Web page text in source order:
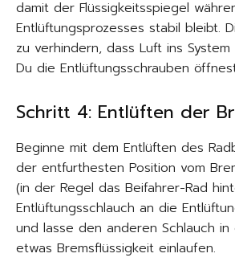
damit der Flüssigkeitsspiegel
Entlüftungsprozesses stabil bleibt.
zu verhindern, dass Luft ins
Du die Entlüftungsschrauben
Schritt 4: Entlüften der
Beginne mit dem Entlüften des
der entfurthesten Position vom
(in der Regel das Beifahrer-Rad
Entlüftungsschlauch an die
und lasse den anderen Schlauch in
etwas Bremsflüssigkeit einlaufen.